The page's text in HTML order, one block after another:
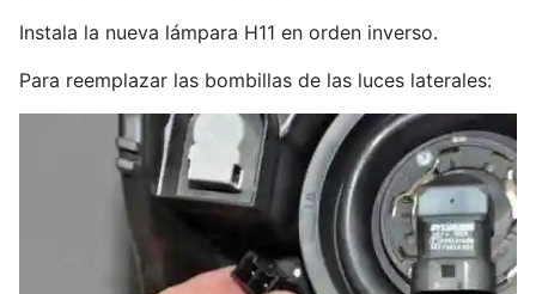
Instala la nueva lámpara H11 en orden inverso.
Para reemplazar las bombillas de las luces laterales: